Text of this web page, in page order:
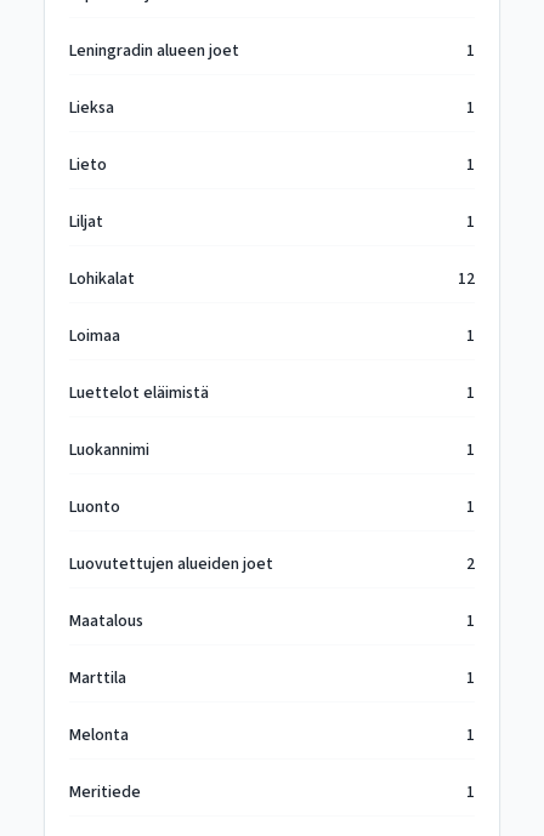
Leningradin alueen joet 1
Lieksa 1
Lieto 1
Liljat 1
Lohikalat 12
Loimaa 1
Luettelot eläimistä 1
Luokannimi 1
Luonto 1
Luovutettujen alueiden joet 2
Maatalous 1
Marttila 1
Melonta 1
Meritiede 1